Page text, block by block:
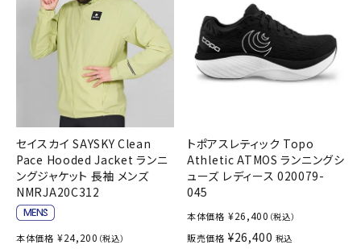
セイスカイ SAYSKY Clean
Pace Hooded Jacket ランニ
ングジャケット 長袖 メンズ
NMRJA20C312
本体価格 ¥24,200 （税込）
トポアスレティック Topo
Athletic ATMOS ランニングシ
ューズ レディース 020079-
045
本体価格 ¥26,400 （税込）
販売価格 ¥26,400 税込